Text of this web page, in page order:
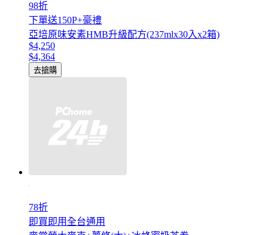
98折
下單送150P+豪禮
亞培原味安素HMB升級配方(237mlx30入x2箱)
$4,250
$4,364
去搶購
78折
即買即用全台通用